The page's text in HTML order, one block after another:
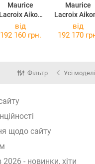
Maurice
Lacroix Aikon
Automatic
Chronograph
Maurice
Lacroix
Automatic
43mm
від
192 160 грн.
від
192 170
Фільтр Усі моделі
щодо сайту
- новинки, хіти